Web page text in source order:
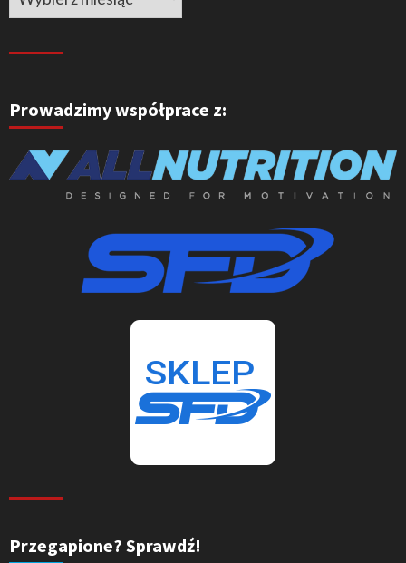
Prowadzimy współprace z:
Przegapione? Sprawdź!